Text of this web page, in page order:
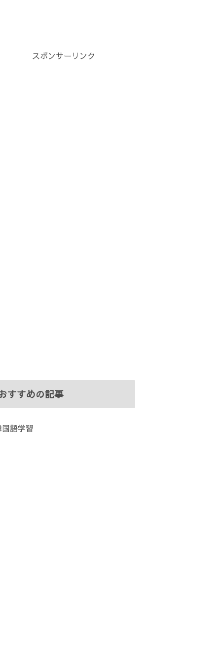
スポンサーリンク
すすめの記事
国語学習